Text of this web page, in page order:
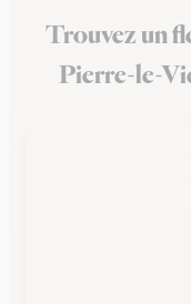
Trouvez un
Pierre-le-